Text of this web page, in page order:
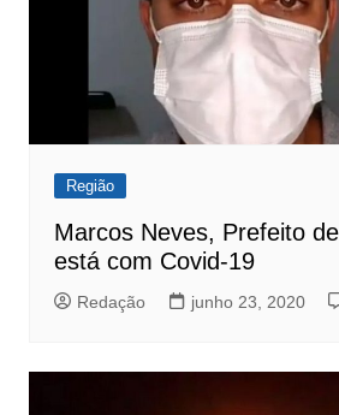
Região
Marcos Neves, Prefeito
está com Covid-19
Redação junho 23, 2020